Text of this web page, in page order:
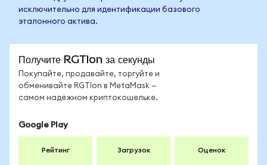
исключительно для идентификации базового
эталонного актива.
Получите RGTIon за секунды
Покупайте, продавайте, торгуйте и
обменивайте RGTIon в MetaMask —
самом надёжном криптокошельке.
Google Play
Рейтинг Загрузок Оценок